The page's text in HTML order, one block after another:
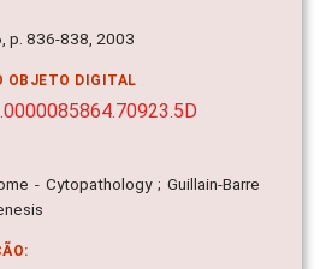
p. 836-838, 2003
OBJETO DIGITAL
- Cytopathology ; Guillain-Barre